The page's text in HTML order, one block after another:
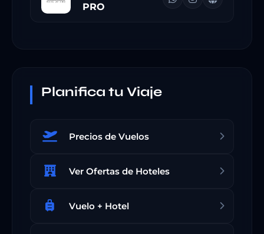
PRO
Planifica tu Viaje
Precios de Vuelos
Ver Ofertas de Hoteles
Vuelo + Hotel